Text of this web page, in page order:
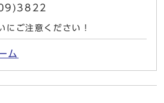
にご注意ください！
ム